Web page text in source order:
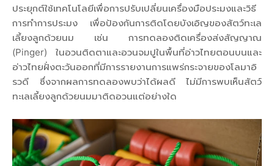
ประยุกต์ใช้เทคโนโลยีเพื่อการปรับเปลี่ยนเครื่องมือประมงและวิธี
การทำการประมง เพื่อป้องกันการติดโดยบังเอิญของสัตว์ทะเล
เลี้ยงลูกด้วยนม เช่น การทดลองติดเครื่องส่งสัญญาณ
(Pinger) ในอวนติดตาและอวนจมปูในพื้นที่อ่าวไทยตอนบนและ
อ่าวไทยฝั่งตะวันออกที่มีการรายงานการแพร่กระจายของโลมาอิ
รวดี ซึ่งจากผลการทดลองพบว่าได้ผลดี ไม่มีการพบเห็นสัตว์
ทะเลเลี้ยงลูกด้วยนมมาติดอวนแต่อย่างใด